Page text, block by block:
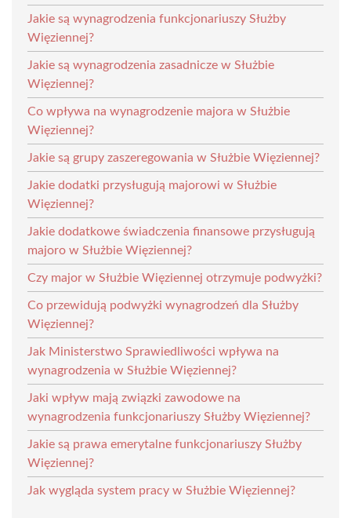
Jakie są wynagrodzenia funkcjonariuszy Służby
Więziennej?
Jakie są wynagrodzenia zasadnicze w Służbie
Więziennej?
Co wpływa na wynagrodzenie majora w Służbie
Więziennej?
Jakie są grupy zaszeregowania w Służbie Więziennej?
Jakie dodatki przysługują majorowi w Służbie
Więziennej?
Jakie dodatkowe świadczenia finansowe przysługują
majoro w Służbie Więziennej?
Czy major w Służbie Więziennej otrzymuje podwyżki?
Co przewidują podwyżki wynagrodzeń dla Służby
Więziennej?
Jak Ministerstwo Sprawiedliwości wpływa na
wynagrodzenia w Służbie Więziennej?
Jaki wpływ mają związki zawodowe na
wynagrodzenia funkcjonariuszy Służby Więziennej?
Jakie są prawa emerytalne funkcjonariuszy Służby
Więziennej?
Jak wygląda system pracy w Służbie Więziennej?